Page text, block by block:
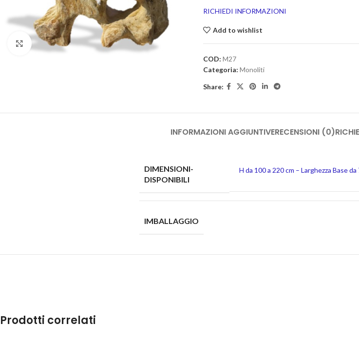
Click to enlarge
RICHIEDI INFORMAZIONI
Add to wishlist
COD:M27
Categoria: Monoliti
Share:
INFORMAZIONI AGGIUNTIVERECENSIONI (0)
DIMENSIONI-
DISPONIBILI
H da 100 a 220 cm – Larghezza Base
IMBALLAGGIO
Prodotti correlati